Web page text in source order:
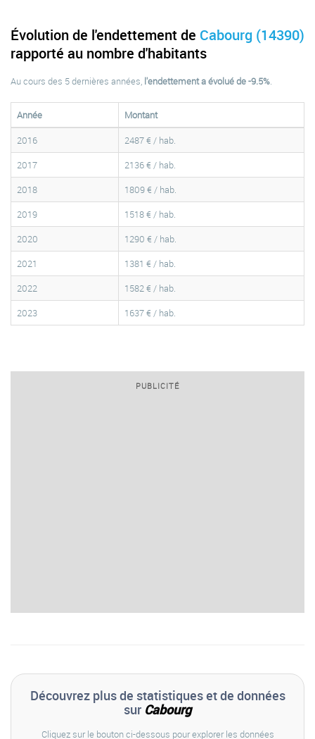
Évolution de l'endettement de Cabourg (14390)
rapporté au nombre d'habitants
Au cours des 5 dernières années, l'endettement a évolué de -9.5%.
Année
Montant
2016
2487 € / hab.
2017
2136 € / hab.
2018
1809 € / hab.
2019
1518 € / hab.
2020
1290 € / hab.
2021
1381 € / hab.
2022
1582 € / hab.
2023
1637 € / hab.
PUBLICITÉ
Découvrez plus de statistiques et de données
sur Cabourg
Cliquez sur le bouton ci-dessous pour explorer les données